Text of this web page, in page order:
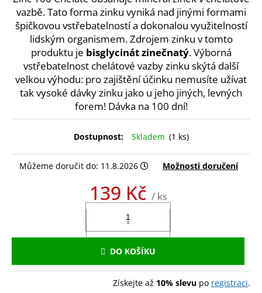
vazbě. Tato forma zinku vyniká nad jinými formami
špičkovou vstřebatelností a dokonalou využitelností
lidským organismem. Zdrojem zinku v tomto
produktu je bisglycinát zinečnatý. Výborná
vstřebatelnost chelátové vazby zinku skýtá další
velkou výhodu: pro zajištění účinku nemusíte užívat
tak vysoké dávky zinku jako u jeho jiných, levných
forem! Dávka na 100 dní!
Můžeme doručit do: 11.8.2026 Možnosti doručení
Skladem (1 ks)
139 Kč / ks
cena:
DO KOŠÍKU
Získejte až 10% slevu po registraci.
a
j
?
HLEDAT
r
č